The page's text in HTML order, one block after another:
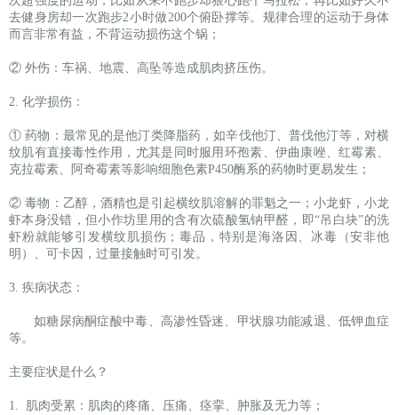
去健身房却一次跑步2小时做200个俯卧撑等。规律合理的运动于身体
而言非常有益，不背运动损伤这个锅；
② 外伤：车祸、地震、高坠等造成肌肉挤压伤。
2. 化学损伤：
① 药物：最常见的是他汀类降脂药，如辛伐他汀、普伐他汀等，对横
纹肌有直接毒性作用，尤其是同时服用环孢素、伊曲康唑、红霉素、
克拉霉素、阿奇霉素等影响细胞色素P450酶系的药物时更易发生；
② 毒物：乙醇，酒精也是引起横纹肌溶解的罪魁之一；小龙虾，小龙
虾本身没错，但小作坊里用的含有次硫酸氢钠甲醛，即“吊白块”的洗
虾粉就能够引发横纹肌损伤；毒品，特别是海洛因、冰毒（安非他
明）、可卡因，过量接触时可引发。
3. 疾病状态：
如糖尿病酮症酸中毒、高渗性昏迷、甲状腺功能减退、低钾血症
等。
主要症状是什么？
1. 肌肉受累：肌肉的疼痛、压痛、痉挛、肿胀及无力等；